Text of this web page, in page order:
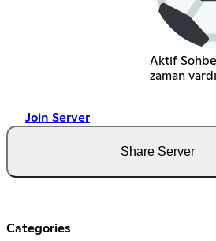
Aktif
zaman
Join Server
Share Server
Categories